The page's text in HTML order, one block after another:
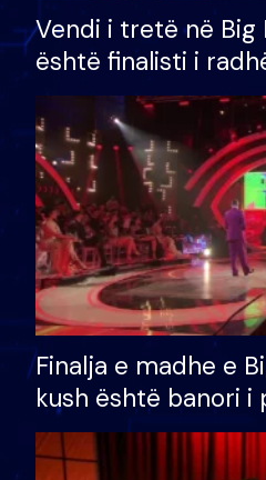
Vendi i tretë në Big
është finalisti i
Finalja e madhe e
kush është banori i
shtëpinë dhe
të fituar çmimin e